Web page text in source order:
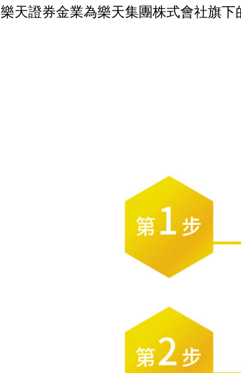
樂天證券金業為樂天集團株式會社旗下